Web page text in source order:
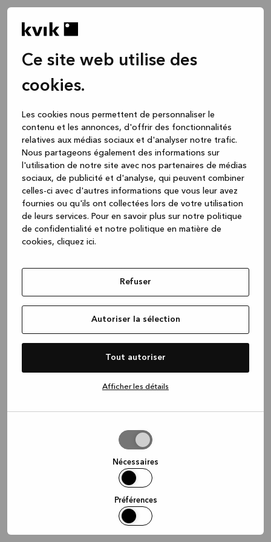
Ce site web utilise des
cookies.
Les cookies nous permettent de personnaliser le
contenu et les annonces, d'offrir des fonctionnalités
relatives aux médias sociaux et d'analyser notre trafic.
Nous partageons également des informations sur
l'utilisation de notre site avec nos partenaires de médias
sociaux, de publicité et d'analyse, qui peuvent combiner
celles-ci avec d'autres informations que vous leur avez
fournies ou qu'ils ont collectées lors de votre utilisation
de leurs services. Pour en savoir plus sur notre politique
de confidentialité et notre politique en matière de
cookies, cliquez ici.
Refuser
Autoriser la sélection
Tout autoriser
Afficher les détails
Nécessaires
Préférences
loadingwww.kvik.be (see the browser console for more
information)